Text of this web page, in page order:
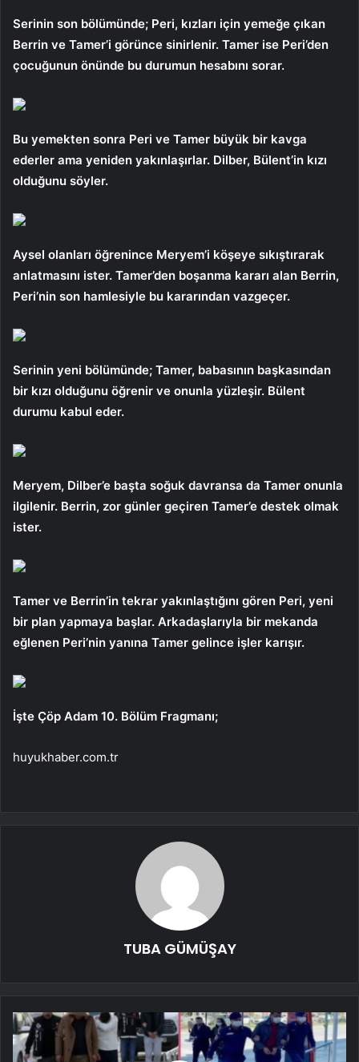
Serinin son bölümünde; Peri, kızları için yemeğe çıkan
Berrin ve Tamer’i görünce sinirlenir. Tamer ise Peri’den
çocuğunun önünde bu durumun hesabını sorar.
Bu yemekten sonra Peri ve Tamer büyük bir kavga
ederler ama yeniden yakınlaşırlar. Dilber, Bülent’in kızı
olduğunu söyler.
Aysel olanları öğrenince Meryem’i köşeye sıkıştırarak
anlatmasını ister. Tamer’den boşanma kararı alan Berrin,
Peri’nin son hamlesiyle bu kararından vazgeçer.
Serinin yeni bölümünde; Tamer, babasının başkasından
bir kızı olduğunu öğrenir ve onunla yüzleşir. Bülent
durumu kabul eder.
Meryem, Dilber’e başta soğuk davransa da Tamer onunla
ilgilenir. Berrin, zor günler geçiren Tamer’e destek olmak
ister.
Tamer ve Berrin’in tekrar yakınlaştığını gören Peri, yeni
bir plan yapmaya başlar. Arkadaşlarıyla bir mekanda
eğlenen Peri’nin yanına Tamer gelince işler karışır.
İşte Çöp Adam 10. Bölüm Fragmanı;
huyukhaber.com.tr
TUBA GÜMÜŞAY